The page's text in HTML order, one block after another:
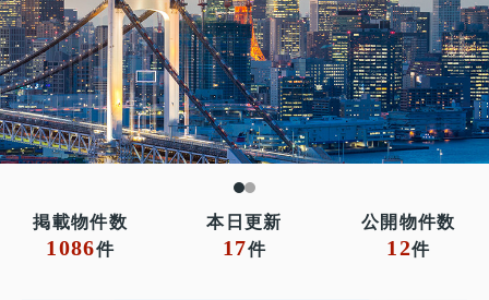
掲載物件数
1086件
本日更新
17件
公開物件数
12件